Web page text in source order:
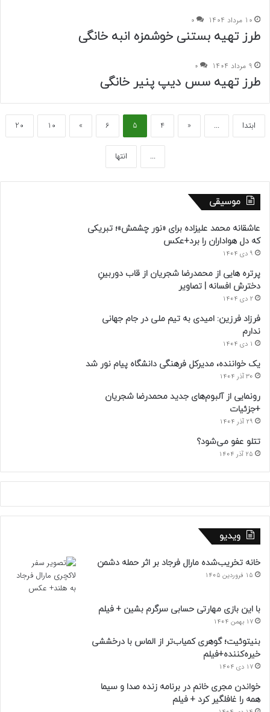
10 مرداد 1404 0
طرز تهیه بستنی خوشمزه انبه خانگی
9 مرداد 1404 0
طرز تهیه سس دیپ پنیر خانگی
ابتدا ...
«
4
5
6
»
10
20
... انتها
موسیقی
عاشقانه محمد علیزاده برای «نور چشمش»؛ تبریکی
که دل هواداران را برد+عکس
9 دی 1404
پرتره هایی از محمدرضا شجریان از قاب دوربینِ
دخترش افسانه | تصاویر
2 دی 1404
فرزاد فرزین: امیدی به تیم ملی در جام جهانی
ندارم
1 دی 1404
یک خواننده، مدیرکل فرهنگی دانشگاه پیام نور شد
30 آذر 1404
رونمایی از آلبوم‌های جدید محمدرضا شجریان
+جزئیات
29 آذر 1404
تتلو عفو می‌شود؟
25 آذر 1404
ویدیو
خانه تخریب‌شده مارال فرجاد بر اثر حمله دشمن
15 فروردین 1405
با این بازی مهارتی حسابی سرگرم بشین + فیلم
17 بهمن 1404
بنیتوئیت؛ گوهری کمیاب‌تر از الماس با درخششی
خیره‌کننده+فیلم
17 دی 1404
خواندن مجری خانم در برنامه زنده صدا و سیما
همه را غافلگیر کرد + فیلم